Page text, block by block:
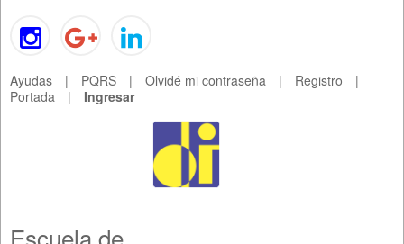
Ayudas | PQRS | Olvidé mi contraseña | Registro
|
Portada
| Ingresar
Escuela de